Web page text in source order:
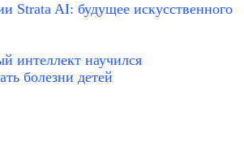
Strata AI: будущее искусственного
интеллект научился
болезни детей